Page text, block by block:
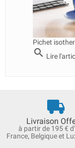
Pichet
search Lire
Livraison
à partir de 195 €
France, Belgique et